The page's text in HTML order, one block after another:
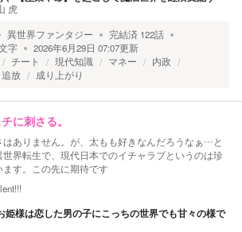
虎
異世界ファンタジー 完結済 122話
字 2026年6月29日 07:07更新
チート 現代知識 マネー
内政
追放 成り上がり
に刺さる。
はありません。が、太もも好きなんだろうなぁ…と
世界転生で、現代日本でのイチャラブというのは珍
ます。この先に期待です
姫様は恋した男の子にこっちの世界でも甘々の様で